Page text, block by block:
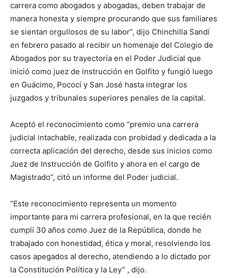
carrera como abogados y abogadas, deben trabajar de
manera honesta y siempre procurando que sus familiares
se sientan orgullosos de su labor”, dijo Chinchilla Sandí
en febrero pasado al recibir un homenaje del Colegio de
Abogados por su trayectoria en el Poder Judicial que
inició como juez de instrucción en Golfito y fungió luego
en Guácimo, Pococí y San José hasta integrar los
juzgados y tribunales superiores penales de la capital.
Aceptó el reconocimiento como “premio una carrera
judicial intachable, realizada con probidad y dedicada a la
correcta aplicación del derecho, desde sus inicios como
Juez de Instrucción de Golfito y ahora en el cargo de
Magistrado”, citó un informe del Poder judicial.
“Este reconocimiento representa un momento
importante para mi carrera profesional, en la que recién
cumplí 30 años como Juez de la República, donde he
trabajado con honestidad, ética y moral, resolviendo los
casos apegados al derecho, atendiendo a lo dictado por
la Constitución Política y la Ley” , dijo.